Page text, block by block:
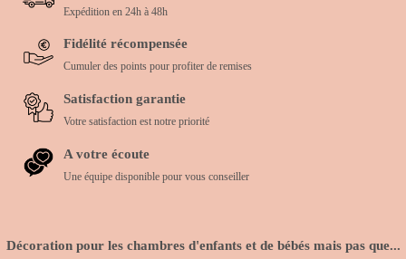
Expédition en 24h à 48h
Fidélité récompensée
Cumuler des points pour profiter de remises
Satisfaction garantie
Votre satisfaction est notre priorité
A votre écoute
Une équipe disponible pour vous conseiller
Décoration pour les chambres d'enfants et de bébés mais pas que...